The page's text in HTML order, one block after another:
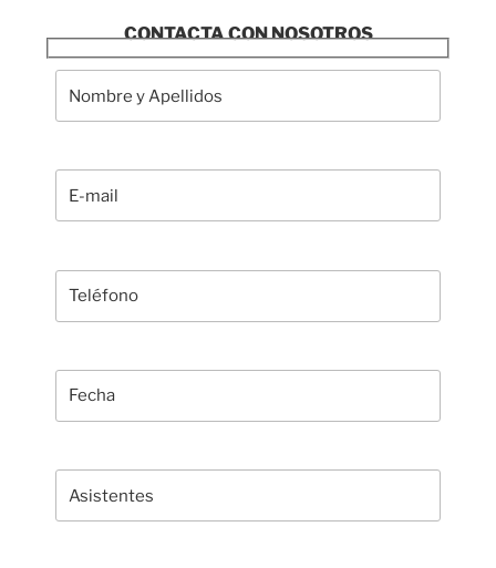
CONTACTA CON NOSOTROS